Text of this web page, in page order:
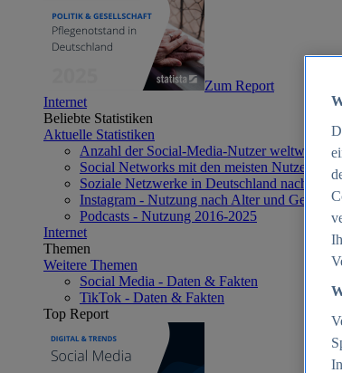
Zum Report
Internet
Beliebte Statistiken
Aktuelle Statistiken
Anzahl der Social-Media-Nutzer weltweit
Social Networks mit den meisten Nutzern
Soziale Netzwerke in Deutschland nach
Instagram - Nutzung nach Alter und
Podcasts - Nutzung 2016-2025
Internet
Themen
Weitere Themen
Social Media - Daten & Fakten
TikTok - Daten & Fakten
Top Report